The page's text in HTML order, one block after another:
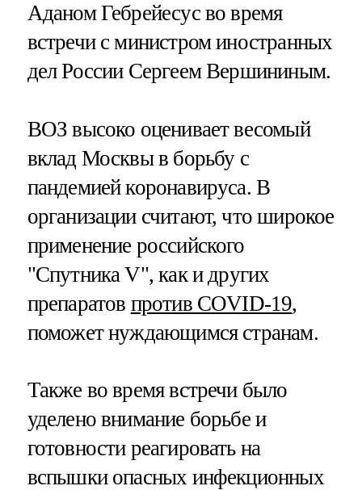
Аданом Гебрейесус во время
встречи с министром иностранных
дел России Сергеем Вершининым.
ВОЗ высоко оценивает весомый
вклад Москвы в борьбу с
пандемией коронавируса. В
организации считают, что широкое
применение российского
"Спутника V", как и других
препаратов против COVID-19,
поможет нуждающимся странам.
Также во время встречи было
уделено внимание борьбе и
готовности реагировать на
вспышки опасных инфекционных